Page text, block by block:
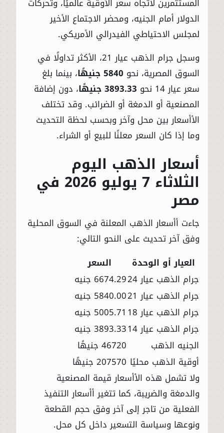
الدولار أمام الجنيه، ومحضر الاجتماع الأخير
لمجلس الاحتياطي الفيدرالي الأمريكي.
وسجل جرام الذهب عيار 21، الأكثر تداولًا في
السوق المصرية، نحو 5840 جنيهًا
، بينما بلغ
سعر عيار 14 نحو
3893.33 جنيهًا
، دون إضافة
المصنعية أو الدمغة أو الضرائب. وقد تختلف
الأأسعار بين محل وآخر وبحسب لحظة التحديث
وما إذا كان السعر معلنًا للبيع أو الشراء.
أسعار الذهب اليوم
الثلاثاء 7 يوليو 2026 في
مصر
جاءت أأسعار الذهب المعلنة في السوق المحلية
وفق آخر تحديث على النحو التالي:
العيار أو الوحدة
السعر
جرام الذهب عيار 24
6674.29 جنيه
جرام الذهب عيار 21
5840.00 جنيه
جرام الذهب عيار 18
5005.71 جنيه
جرام الذهب عيار 14
3893.33 جنيه
الجنيه الذهب
46720 جنيهًا
أوقية الذهب محليًا 207570 جنيهًا
ولا تشمل هذه الأأسعار قيمة المصنعية
والدمغة والضريبة، كما تتغير أأسعار التنفيذ
الفعلية من تاجر إلى آخر وفق حجم القطعة
ونوعها وسياسة التسعير داخل كل محل.